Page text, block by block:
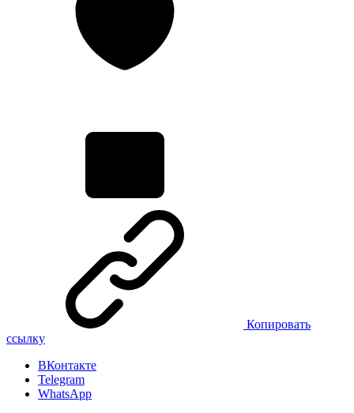
Копировать
ссылку
ВКонтакте
Telegram
WhatsApp